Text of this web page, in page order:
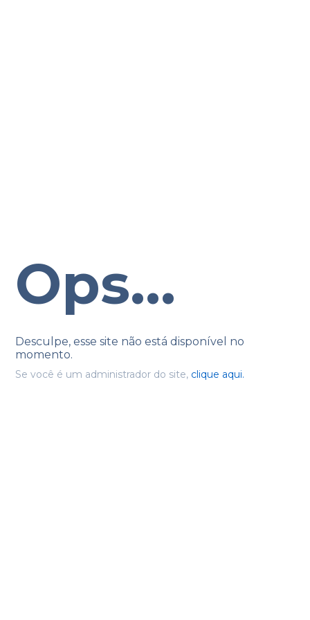
Ops...
Desculpe, esse site não está disponível no
momento.
Se você é um administrador do site, clique aqui.